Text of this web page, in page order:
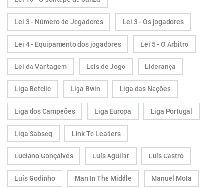
Lei 3 - Número de Jogadores Lei 3 - Os jogadores
Lei 4 - Equipamento dos jogadores Lei 5 - O Árbitro
Lei da Vantagem Leis de Jogo Liderança
Liga Betclic Liga Bwin Liga das Nações
Liga dos Campeões Liga Europa Liga Portugal
Liga Sabseg Link To Leaders
Luciano Gonçalves Luís Aguilar Luís Castro
Luís Godinho Man In The Middle Manuel Mota